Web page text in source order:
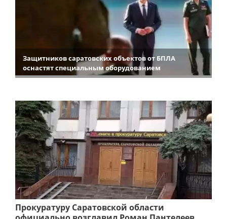
Защитников саратовских объектов от БПЛА
оснастят специальным оборудованием
Прокуратуру Саратовской области